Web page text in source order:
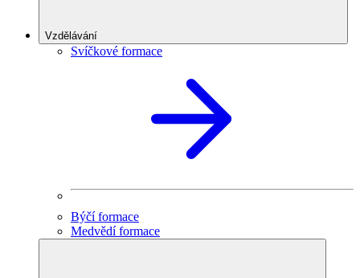
Vzdělávání
Svíčkové formace
Býčí formace
Medvědí formace